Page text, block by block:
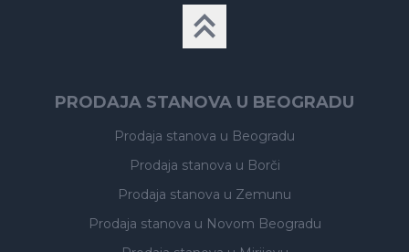
PRODAJA STANOVA U BEOGRADU
Prodaja stanova u Beogradu
Prodaja stanova u Borči
Prodaja stanova u Zemunu
Prodaja stanova u Novom Beogradu